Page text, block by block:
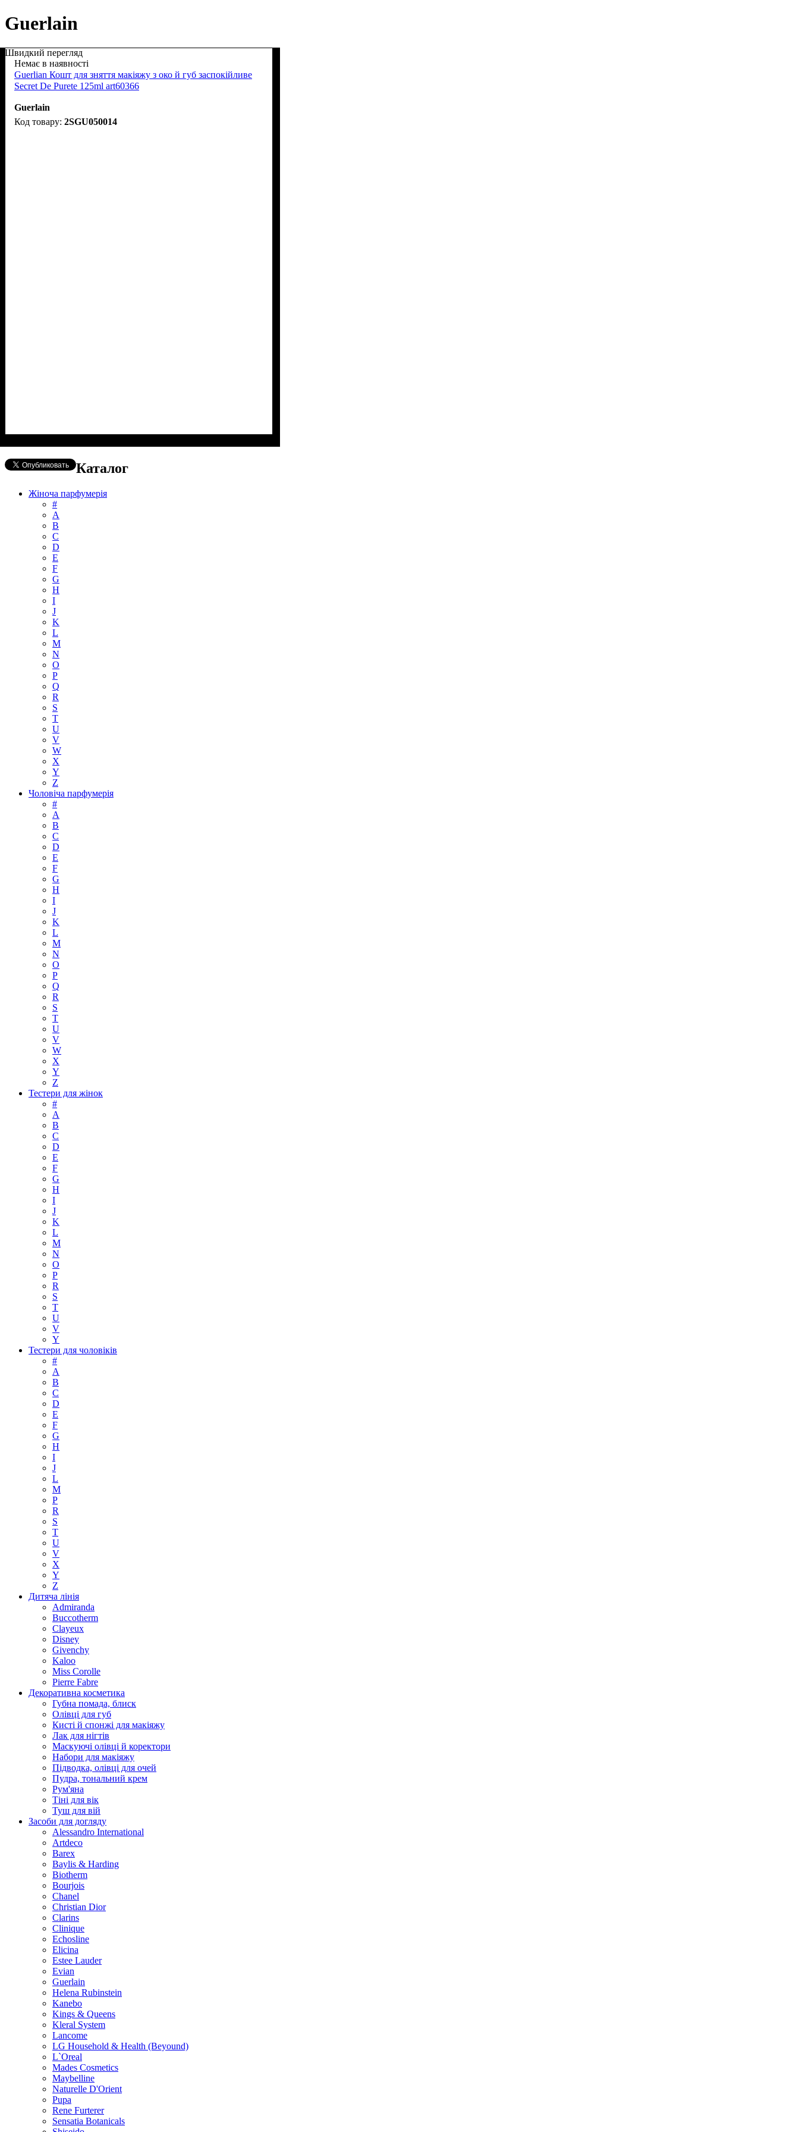
Guerlain
Швидкий перегляд
Немає в наявності
Guerlian Кошт для зняття макіяжу з око й губ заспокійливе
Secret De Purete 125ml art60366
Guerlain
2SGU050014
Каталог
Жіноча парфумерія
#
А
B
C
D
E
F
G
H
I
J
K
L
M
N
O
P
Q
R
S
T
U
V
W
X
Y
Z
Чоловіча парфумерія
#
A
B
C
D
E
F
G
H
I
J
K
L
M
N
O
P
Q
R
S
T
U
V
W
X
Y
Z
Тестери для жінок
#
A
B
C
D
E
F
G
H
I
J
K
L
M
N
O
P
R
S
T
U
V
Y
Тестери для чоловіків
#
A
B
C
D
E
F
G
H
I
J
L
M
P
R
S
T
U
V
X
Y
Z
Дитяча лінія
Admiranda
Buccotherm
Clayeux
Disney
Givenchy
Kaloo
Miss Corolle
Pierre Fabre
Декоративна косметика
Губна помада, блиск
Олівці для губ
Кисті й спонжі для макіяжу
Лак для нігтів
Маскуючі олівці й коректори
Набори для макіяжу
Підводка, олівці для очей
Пудра, тональний крем
Рум'яна
Тіні для вік
Туш для вій
Засоби для догляду
Alessandro International
Artdeco
Barex
Baylis & Harding
Biotherm
Bourjois
Chanel
Christian Dior
Clarins
Clinique
Echosline
Elicina
Estee Lauder
Evian
Guerlain
Helena Rubinstein
Kanebo
Kings & Queens
Kleral System
Lancome
LG Household & Health (Beyound)
L`Oreal
Mades Cosmetics
Maybelline
Naturelle D'Orient
Pupa
Rene Furterer
Sensatia Botanicals